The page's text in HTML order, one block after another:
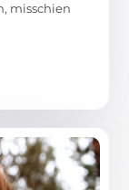
misschien